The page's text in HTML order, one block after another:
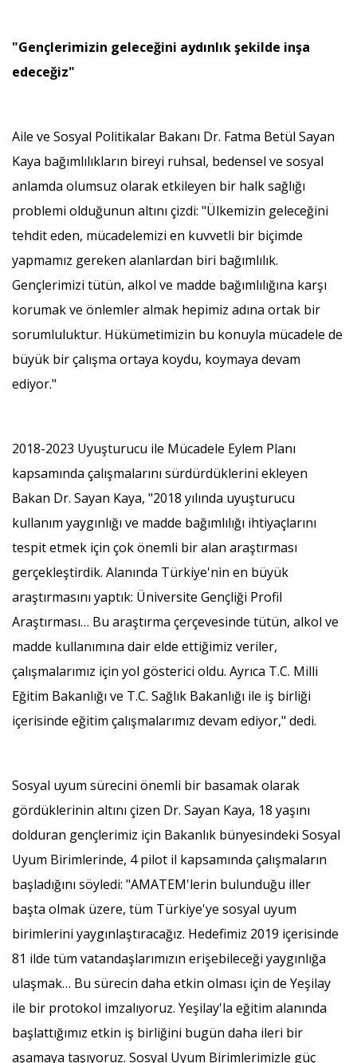
"Gençlerimizin geleceğini aydınlık şekilde inşa
edeceğiz"
Aile ve Sosyal Politikalar Bakanı Dr. Fatma Betül Sayan
Kaya bağımlılıkların bireyi ruhsal, bedensel ve sosyal
anlamda olumsuz olarak etkileyen bir halk sağlığı
problemi olduğunun altını çizdi: "Ülkemizin geleceğini
tehdit eden, mücadelemizi en kuvvetli bir biçimde
yapmamız gereken alanlardan biri bağımlılık.
Gençlerimizi tütün, alkol ve madde bağımlılığına karşı
korumak ve önlemler almak hepimiz adına ortak bir
sorumluluktur. Hükümetimizin bu konuyla mücadele de
büyük bir çalışma ortaya koydu, koymaya devam
ediyor."
2018-2023 Uyuşturucu ile Mücadele Eylem Planı
kapsamında çalışmalarını sürdürdüklerini ekleyen
Bakan Dr. Sayan Kaya, "2018 yılında uyuşturucu
kullanım yaygınlığı ve madde bağımlılığı ihtiyaçlarını
tespit etmek için çok önemli bir alan araştırması
gerçekleştirdik. Alanında Türkiye'nin en büyük
araştırmasını yaptık: Üniversite Gençliği Profil
Araştırması… Bu araştırma çerçevesinde tütün, alkol ve
madde kullanımına dair elde ettiğimiz veriler,
çalışmalarımız için yol gösterici oldu. Ayrıca T.C. Milli
Eğitim Bakanlığı ve T.C. Sağlık Bakanlığı ile iş birliği
içerisinde eğitim çalışmalarımız devam ediyor," dedi.
Sosyal uyum sürecini önemli bir basamak olarak
gördüklerinin altını çizen Dr. Sayan Kaya, 18 yaşını
dolduran gençlerimiz için Bakanlık bünyesindeki Sosyal
Uyum Birimlerinde, 4 pilot il kapsamında çalışmaların
başladığını söyledi: "AMATEM'lerin bulunduğu iller
başta olmak üzere, tüm Türkiye'ye sosyal uyum
birimlerini yaygınlaştıracağız. Hedefimiz 2019 içerisinde
81 ilde tüm vatandaşlarımızın erişebileceği yaygınlığa
ulaşmak… Bu sürecin daha etkin olması için de Yeşilay
ile bir protokol imzalıyoruz. Yeşilay'la eğitim alanında
başlattığımız etkin iş birliğini bugün daha ileri bir
aşamaya taşıyoruz. Sosyal Uyum Birimlerimizle güç